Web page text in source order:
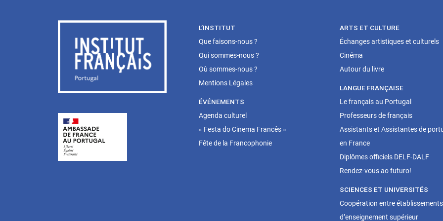
L’INSTITUT
Que faisons-nous ?
Qui sommes-nous ?
Où sommes-nous ?
Mentions Légales
ÉVÉNEMENTS
Agenda culturel
« Festa do Cinema Francês »
Fête de la Francophonie
ARTS ET CULTURE
Échanges artistiques et culturels
Cinéma
Autour du livre
LANGUE FRANÇAISE
Le français au Portugal
Professeurs de français
Assistants et Assistantes de
en France
Diplômes officiels DELF-DALF
Rendez-vous ao futuro!
SCIENCES ET UNIVERSITÉS
Coopération entre établissements
d’enseignement supérieur